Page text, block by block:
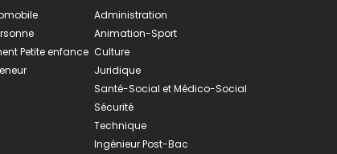
Petite enfance
Administration
Animation-Sport
Culture
Juridique
Santé-Social et Médico-Social
Sécurité
Technique
Ingénieur Post-Bac